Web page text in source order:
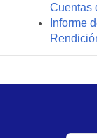
Cuentas
Informe